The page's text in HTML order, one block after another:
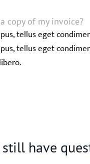
copy of my invoice?
tellus eget
tellus eget
have